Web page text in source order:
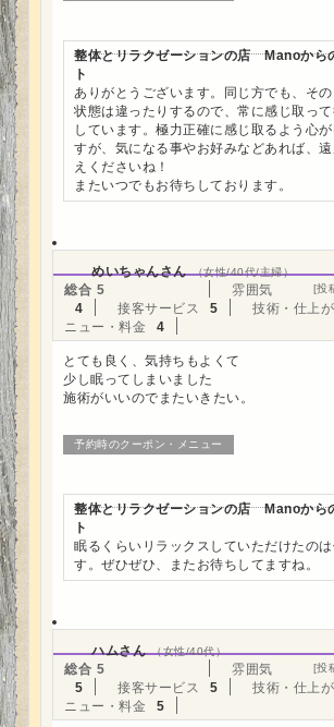
整体とリラクゼーションの店 Manoから
ト
ありがとうございます。同じ方でも、そ
状態は違ったりするので、常に感じ取っ
しています。極力正確に感じ取るよう心が
すが、気になる事やお好みなどあれば、
えくださいね！
またいつでもお待ちしております。
めいちゃんさん （女性/40代/主婦）
[投
総合 5
雰囲気
4
接客サービス 5 技術・仕上が
ニュー・料金
4
とても良く、気持ちもよくて
少し眠ってしまいました
施術がいいのでまたいきたい。
予約時のクーポン・メニュー
整体とリラクゼーションの店 Manoから
ト
眠るくらいリラックスしていただけたの
す。ぜひぜひ、またお待ちしてますね。
ハムさん （女性/40代）
[投
総合 5
雰囲気
5
接客サービス 5 技術・仕上が
ニュー・料金
5